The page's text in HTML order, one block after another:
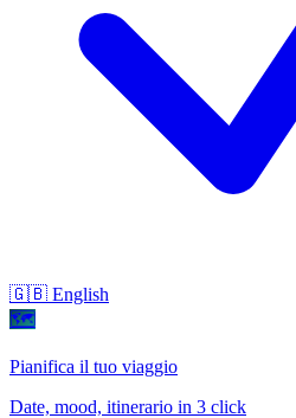
🇬🇧 English
🗺
Pianifica il tuo viaggio
Date, mood, itinerario in 3 click